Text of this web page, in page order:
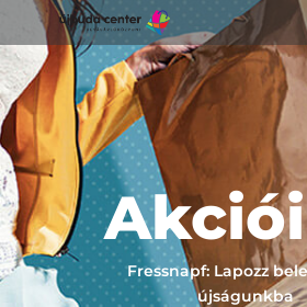
Fressnapf: Lapozz
újságunkba